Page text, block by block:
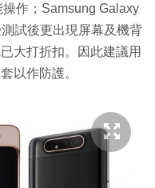
作；Samsung Galaxy
試後更出現屏幕及機背
大打折扣。因此建議用
以作防護。